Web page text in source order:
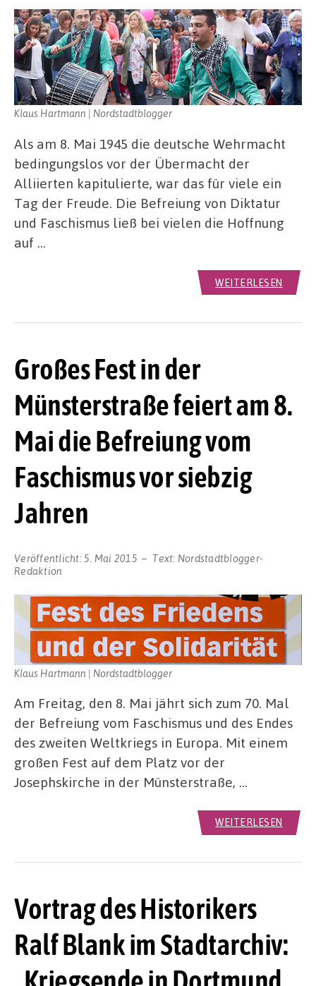
Klaus Hartmann | Nordstadtblogger
Als am 8. Mai 1945 die deutsche Wehrmacht
bedingungslos vor der Übermacht der
Alliierten kapitulierte, war das für viele ein
Tag der Freude. Die Befreiung von Diktatur
und Faschismus ließ bei vielen die Hoffnung
auf …
WEITERLESEN
Großes Fest in der
Münsterstraße feiert am 8.
Mai die Befreiung vom
Faschismus vor siebzig
Jahren
Veröffentlicht:5. Mai 2015 Text: Nordstadtblogger-
Redaktion
Klaus Hartmann | Nordstadtblogger
Am Freitag, den 8. Mai jährt sich zum 70. Mal
der Befreiung vom Faschismus und des Endes
des zweiten Weltkriegs in Europa. Mit einem
großen Fest auf dem Platz vor der
Josephskirche in der Münsterstraße, …
WEITERLESEN
Vortrag des Historikers
Ralf Blank im Stadtarchiv: